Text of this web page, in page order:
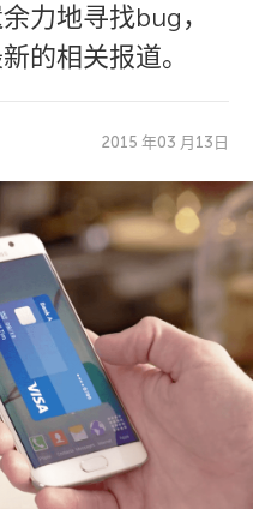
力地寻找bug，
的相关报道。
2015 年03 月13日